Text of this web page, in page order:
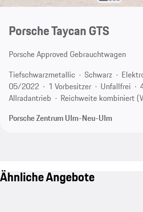
Porsche Taycan GTS
Porsche Approved Gebrauchtwagen
Tiefschwarzmetallic
Schwarz
05/2022
1 Vorbesitzer Unfallfrei
Allradantrieb
Reichweite kombiniert
Porsche Zentrum Ulm-Neu-Ulm
Ähnliche Angebote